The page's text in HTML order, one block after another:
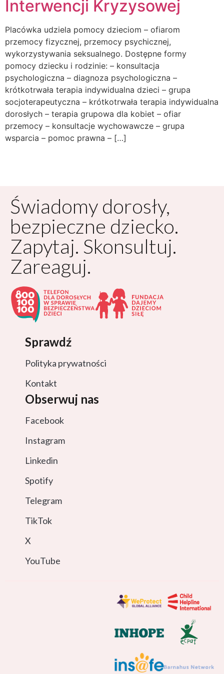
Interwencji Kryzysowej
Placówka udziela pomocy dzieciom – ofiarom
przemocy fizycznej, przemocy psychicznej,
wykorzystywania seksualnego. Dostępne formy
pomocy dziecku i rodzinie: – konsultacja
psychologiczna – diagnoza psychologiczna –
krótkotrwała terapia indywidualna dzieci – grupa
socjoterapeutyczna – krótkotrwała terapia indywidualna
dorosłych – terapia grupowa dla kobiet – ofiar
przemocy – konsultacje wychowawcze – grupa
wsparcia – pomoc prawna – […]
Świadomy dorosły,
bezpieczne dziecko.
Zapytaj. Skonsultuj.
Zareaguj.
Sprawdź
Polityka prywatności
Kontakt
Obserwuj nas
Facebook
Instagram
Linkedin
Spotify
Telegram
TikTok
X
YouTube